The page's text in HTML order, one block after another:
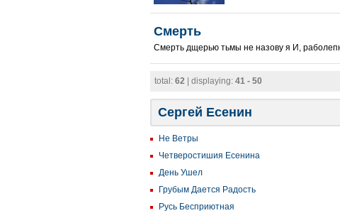
Смерть
Смерть дщерью тьмы не назову я И,
total: 62 | displaying: 41 - 50
Сергей Есенин
Не Ветры
Четверостишия Есенина
День Ушел
Грубым Дается Радость
Русь Бесприютная